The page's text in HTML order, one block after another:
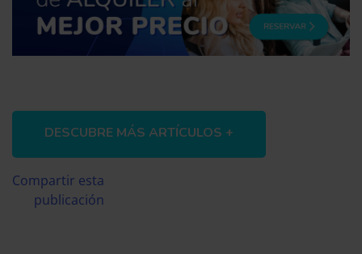
DESCUBRE MÁS ARTÍCULOS +
Compartir esta
publicación